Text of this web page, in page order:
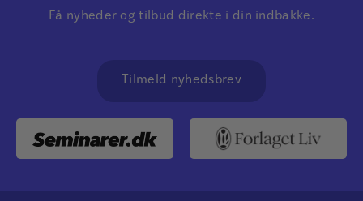
Få nyheder og tilbud direkte i din indbakke.
Tilmeld nyhedsbrev